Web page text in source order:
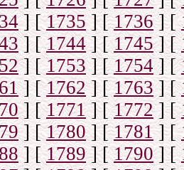
] [1735] [1736] [
] [1744] [1745] [
] [1753] [1754] [
] [1762] [1763] [
] [1771] [1772] [
] [1780] [1781] [
] [1789] [1790] [